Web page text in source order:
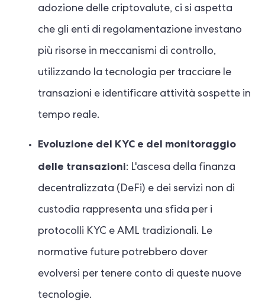
adozione delle criptovalute, ci si aspetta
che gli enti di regolamentazione investano
più risorse in meccanismi di controllo,
utilizzando la tecnologia per tracciare le
transazioni e identificare attività sospette in
tempo reale.
Evoluzione del KYC e del monitoraggio
delle transazioni: L'ascesa della finanza
decentralizzata (DeFi) e dei servizi non di
custodia rappresenta una sfida per i
protocolli KYC e AML tradizionali. Le
normative future potrebbero dover
evolversi per tenere conto di queste nuove
tecnologie.